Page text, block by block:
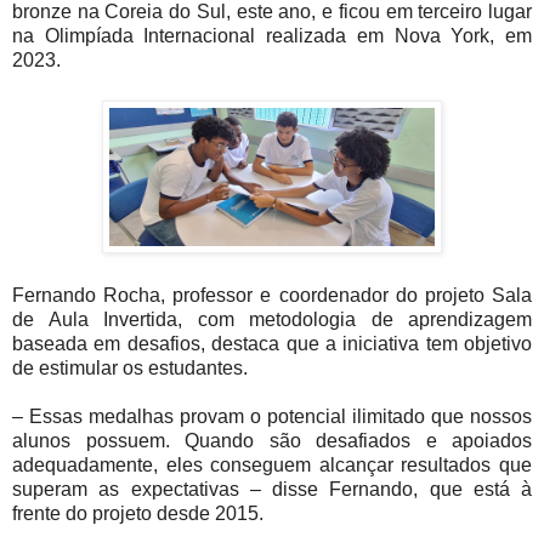
bronze na Coreia do Sul, este ano, e ficou em terceiro lugar
na Olimpíada Internacional realizada em Nova York, em
2023.
Fernando Rocha, professor e coordenador do projeto Sala
de Aula Invertida, com metodologia de aprendizagem
baseada em desafios, destaca que a iniciativa tem objetivo
de estimular os estudantes.
– Essas medalhas provam o potencial ilimitado que nossos
alunos possuem. Quando são desafiados e apoiados
adequadamente, eles conseguem alcançar resultados que
superam as expectativas – disse Fernando, que está à
frente do projeto desde 2015.